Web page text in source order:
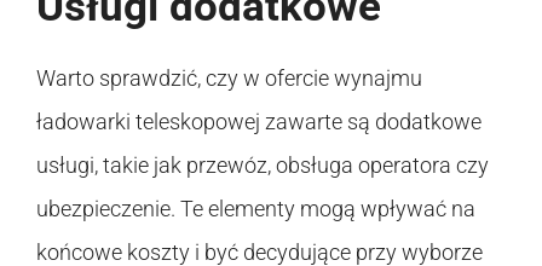
Warto sprawdzić, czy w ofercie wynajmu
ładowarki teleskopowej zawarte są dodatkowe
usługi, takie jak przewóz, obsługa operatora czy
ubezpieczenie. Te elementy mogą wpływać na
końcowe koszty i być decydujące przy wyborze